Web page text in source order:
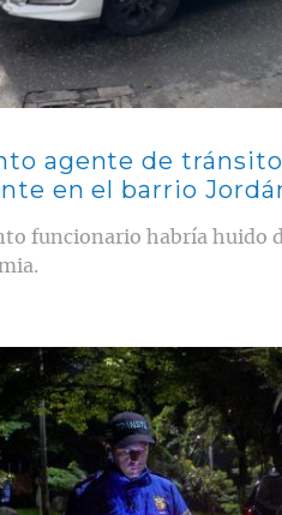
agente de
en el barrio
funcionario habría huido
multimedia principal